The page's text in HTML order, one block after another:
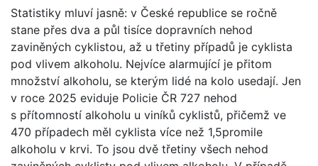
Statistiky mluví jasně: v České republice se ročně
stane přes dva a půl tisíce dopravních nehod
zaviněných cyklistou, až u třetiny případů je cyklista
pod vlivem alkoholu. Nejvíce alarmující je přitom
množství alkoholu, se kterým lidé na kolo usedají. Jen
v roce 2025 eviduje Policie ČR 727 nehod
s přítomností alkoholu u viníků cyklistů, přičemž ve
470 případech měl cyklista více než 1,5promile
alkoholu v krvi. To jsou dvě třetiny všech nehod